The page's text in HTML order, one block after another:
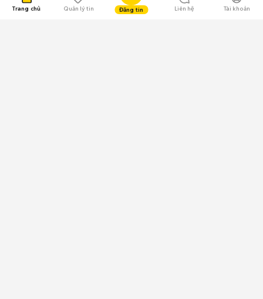
Trang chủ Quản lý tin Đăng tin Liên hệ Tài khoản